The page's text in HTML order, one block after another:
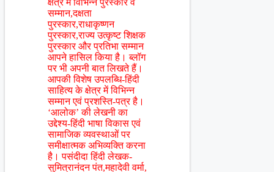
क्षेत्र में विभिन्न पुरस्कार व
सम्मान,दक्षता
पुरस्कार,राधाकृष्णन
पुरस्कार,राज्य उत्कृष्ट शिक्षक
पुरस्कार और प्रतिभा सम्मान
आपने हासिल किया है। ब्लॉग
पर भी अपनी बात लिखते हैं।
आपकी विशेष उपलब्धि-हिंदी
साहित्य के क्षेत्र में विभिन्न
सम्मान एवं प्रशस्ति-पत्र है।
‘आलोक’ की लेखनी का
उद्देश्य-हिंदी भाषा विकास एवं
सामाजिक व्यवस्थाओं पर
समीक्षात्मक अभिव्यक्ति करना
है। पसंदीदा हिंदी लेखक-
सुमित्रानंदन पंत,महादेवी वर्मा,